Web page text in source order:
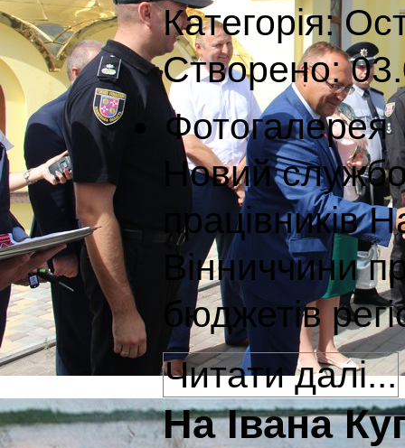
Категорія:
Створено:
Фотогалерея
Новий
працівників
Вінниччини
бюджетів
Читати далі...
На Івана